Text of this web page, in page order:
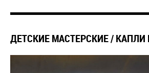
ДЕТСКИЕ МАСТЕРСКИЕ /